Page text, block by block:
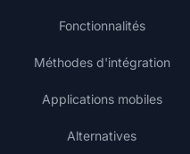
Fonctionnalités
Méthodes d'intégration
Applications mobiles
Alternatives